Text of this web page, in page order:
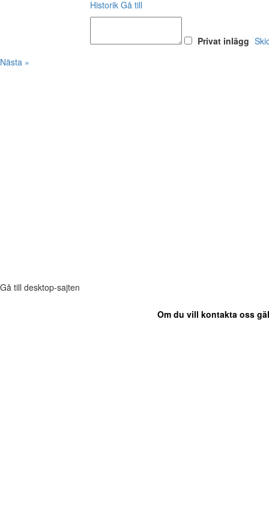
Historik Gå till
Privat inlägg
Nästa »
Gå till desktop-sajten
Om du vill kontakta oss